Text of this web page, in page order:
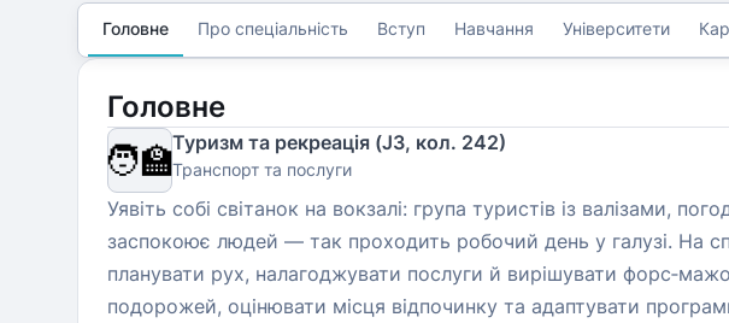
Головне Про спеціальність Вступ Навчання Університети
Головне
🧑‍🏫Туризм та рекреація (J3, кол. 242)
Транспорт та послуги
Уявіть собі світанок на вокзалі: група туристів із валізами,
заспокоює людей — так проходить робочий день у галузі. На
планувати рух, налагоджувати послуги й вирішувати
подорожей, оцінювати місця відпочинку та адаптувати